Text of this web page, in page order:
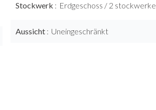
Stockwerk Erdgeschoss / 2 stockwerke
Aussicht Uneingeschränkt